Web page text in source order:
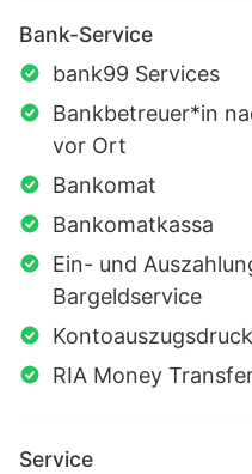
Bank-Service
bank99 Services
Bankbetreuer*in
vor Ort
Bankomat
Bankomatkassa
Ein- und
Bargeldservice
RIA Money
Service